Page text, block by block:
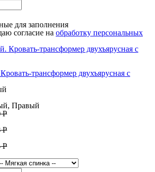
для заполнения
согласие на обработку персональных
трансформер двухъярусная с
Правый
Р
Р
Р